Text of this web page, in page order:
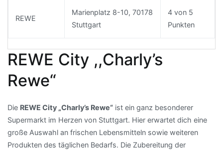
REWE
Marienplatz 8-10, 70178
Stuttgart
4 von 5
Punkten
REWE City ,,Charly’s
Rewe“
Die REWE City „Charly’s Rewe“ ist ein ganz besonderer
Supermarkt im Herzen von Stuttgart. Hier erwartet dich eine
große Auswahl an frischen Lebensmitteln sowie weiteren
Produkten des täglichen Bedarfs. Die Zubereitung der